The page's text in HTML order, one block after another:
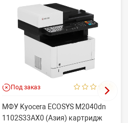
Под заказ
МФУ Kyocera ECOSYS M2040dn
1102S33AX0 (Азия) картридж